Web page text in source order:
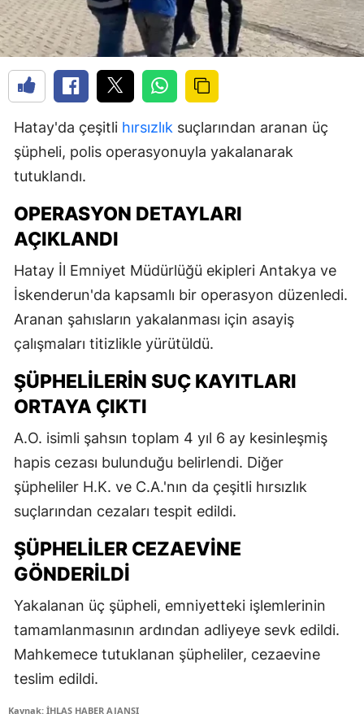
Hatay'da çeşitli hırsızlık suçlarından aranan üç
şüpheli, polis operasyonuyla yakalanarak
tutuklandı.
OPERASYON DETAYLARI
AÇIKLANDI
Hatay İl Emniyet Müdürlüğü ekipleri Antakya ve
İskenderun'da kapsamlı bir operasyon düzenledi.
Aranan şahısların yakalanması için asayiş
çalışmaları titizlikle yürütüldü.
ŞÜPHELILERIN SUÇ KAYITLARI
ORTAYA ÇIKTI
A.O. isimli şahsın toplam 4 yıl 6 ay kesinleşmiş
hapis cezası bulunduğu belirlendi. Diğer
şüpheliler H.K. ve C.A.'nın da çeşitli hırsızlık
suçlarından cezaları tespit edildi.
ŞÜPHELILER CEZAEVINE
GÖNDERILDI
Yakalanan üç şüpheli, emniyetteki işlemlerinin
tamamlanmasının ardından adliyeye sevk edildi.
Mahkemece tutuklanan şüpheliler, cezaevine
teslim edildi.
Kaynak: İHLAS HABER AJANSI